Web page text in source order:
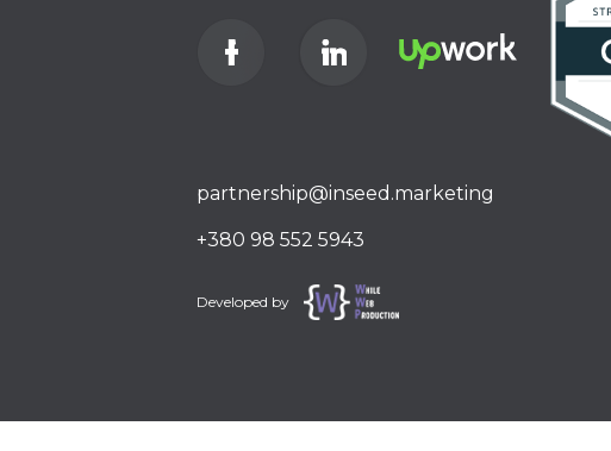
partnership@inseed.marketing
+380 98 552 5943
Developed by